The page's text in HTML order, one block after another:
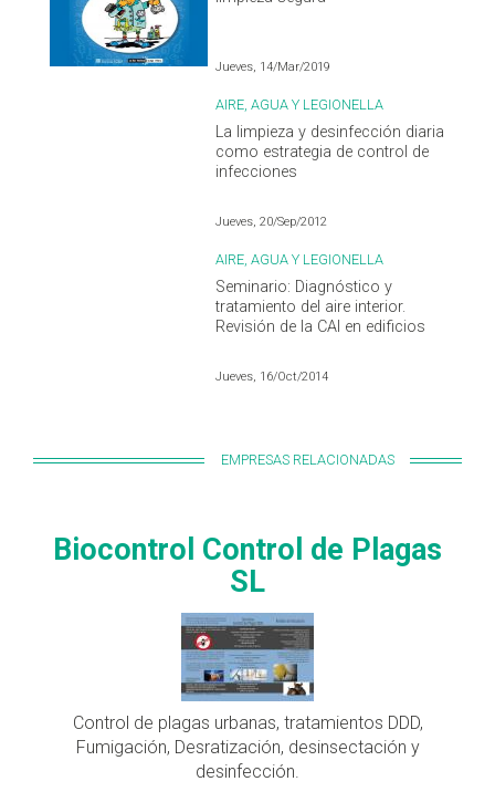
Jueves, 14/Mar/2019
AIRE, AGUA Y LEGIONELLA
La limpieza y desinfección diaria
como estrategia de control de
infecciones
Jueves, 20/Sep/2012
AIRE, AGUA Y LEGIONELLA
Seminario: Diagnóstico y
tratamiento del aire interior.
Revisión de la CAI en edificios
Jueves, 16/Oct/2014
EMPRESAS RELACIONADAS
Biocontrol Control de Plagas
SL
Control de plagas urbanas, tratamientos DDD,
Fumigación, Desratización, desinsectación y
desinfección.